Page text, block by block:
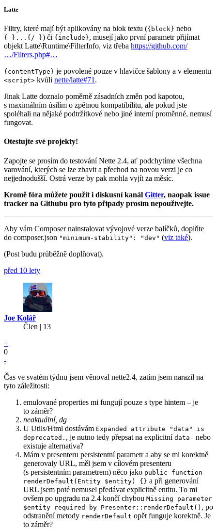
Latte
Filtry, které mají být aplikovány na blok textu ({block} nebo
{_}...{/_}) či {include}, musejí jako první parametr přijímat
objekt Latte\Runtime\FilterInfo, viz třeba https://github.com/
…/Filters.php#…
{contentType} je povolené pouze v hlavičce šablony a v elementu
<script> kvůli nette/latte#71 .
Jinak Latte doznalo poměrně zásadních změn pod kapotou,
s maximálním úsilím o zpětnou kompatibilitu, ale pokud jste
spoléhali na nějaké podtržítkové nebo jiné interní proměnné, nemusí
fungovat.
Otestujte své projekty!
Zapojte se prosím do testování Nette 2.4, ať podchytíme všechna
varování, kterých se lze zbavit a přechod na novou verzi je co
nejjednodušší. Ostrá verze by pak mohla vyjít za měsíc.
Kromě fóra můžete použít i diskusní kanál Gitter, naopak issue
tracker na Githubu pro tyto případy prosím nepoužívejte.
Aby vám Composer nainstalovat vývojové verze balíčků, doplňte
do composer.json "minimum-stability": "dev" (viz také).
(Post budu průběžně doplňovat).
před 10 lety
Joe Kolář
Člen | 13
+
0
-
Čas ve svatém týdnu jsem věnoval nette2.4, zatím jsem narazil na
tyto záležitosti:
emulované properties mi fungují pouze s type hintem – je
to záměr?
neaktuální, dg
U Utils/Html dostávám Expanded attribute "data" is
deprecated. , je nutno tedy přepsat na explicitní data- nebo
existuje alternativa?
Mám v presenteru persistentní parametr a aby se mi korektně
generovaly URL, měl jsem v cílovém presenteru
(s persistentním parametrem) něco jako public function
renderDefault(Entity $entity) {} a při generování
URL jsem poté nemusel předávat explicitně entitu. To mi
ovšem po upgradu na 2.4 končí chybou Missing parameter
$entity required by Presenter::renderDefault() , po
odstranění metody renderDefault opět funguje korektně. Je
to záměr?